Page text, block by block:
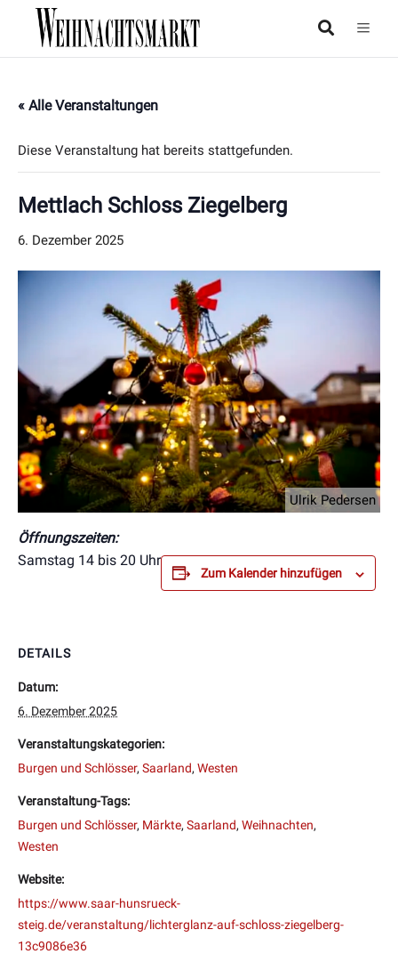
« Alle Veranstaltungen
Diese Veranstaltung hat bereits stattgefunden.
Mettlach Schloss Ziegelberg
6. Dezember 2025
Ulrik Pedersen
Öffnungszeiten:
Samstag 14 bis 20 Uhr
Zum Kalender hinzufügen
DETAILS
Datum:
6. Dezember 2025
Veranstaltungskategorien:
Burgen und Schlösser, Saarland, Westen
Veranstaltung-Tags:
Burgen und Schlösser, Märkte, Saarland, Weihnachten,
Westen
Website:
https://www.saar-hunsrueck-
steig.de/veranstaltung/lichterglanz-auf-schloss-ziegelberg-
13c9086e36